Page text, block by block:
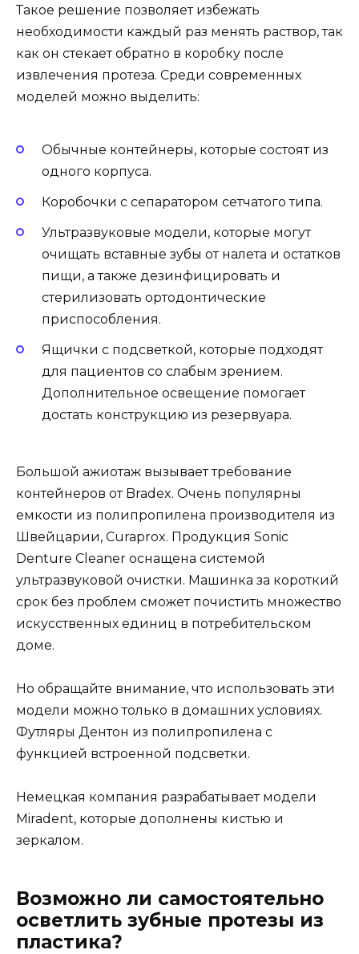
Такое решение позволяет избежать
необходимости каждый раз менять раствор, так
как он стекает обратно в коробку после
извлечения протеза. Среди современных
моделей можно выделить:
Обычные контейнеры, которые состоят из
одного корпуса.
Коробочки с сепаратором сетчатого типа.
Ультразвуковые модели, которые могут
очищать вставные зубы от налета и остатков
пищи, а также дезинфицировать и
стерилизовать ортодонтические
приспособления.
Ящички с подсветкой, которые подходят
для пациентов со слабым зрением.
Дополнительное освещение помогает
достать конструкцию из резервуара.
Большой ажиотаж вызывает требование
контейнеров от Bradex. Очень популярны
емкости из полипропилена производителя из
Швейцарии, Curaprox. Продукция Sonic
Denture Cleaner оснащена системой
ультразвуковой очистки. Машинка за короткий
срок без проблем сможет почистить множество
искусственных единиц в потребительском
доме.
Но обращайте внимание, что использовать эти
модели можно только в домашних условиях.
Футляры Дентон из полипропилена с
функцией встроенной подсветки.
Немецкая компания разрабатывает модели
Miradent, которые дополнены кистью и
зеркалом.
Возможно ли самостоятельно
осветлить зубные протезы из
пластика?